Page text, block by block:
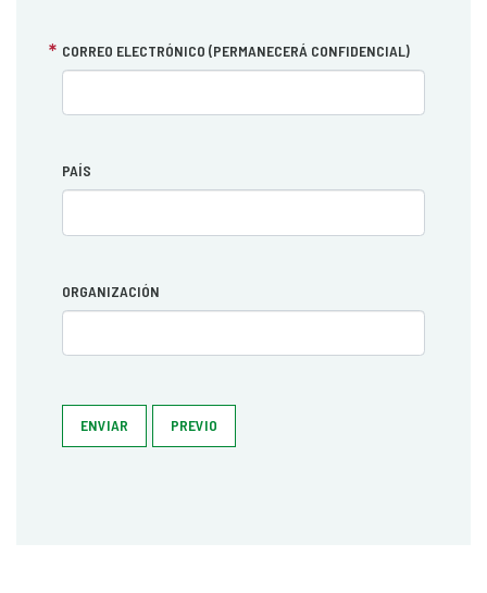
CORREO ELECTRÓNICO (PERMANECERÁ CONFIDENCIAL)
PAÍS
ORGANIZACIÓN
ENVIAR PREVIO